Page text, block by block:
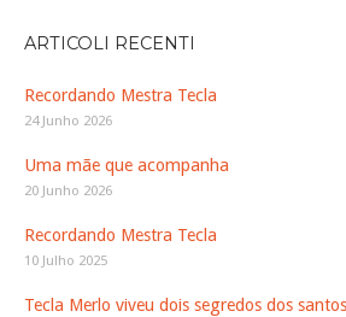
ARTICOLI RECENTI
Recordando Mestra Tecla
24 Junho 2026
Uma mãe que acompanha
20 Junho 2026
Recordando Mestra Tecla
10 Julho 2025
Tecla Merlo viveu dois segredos dos